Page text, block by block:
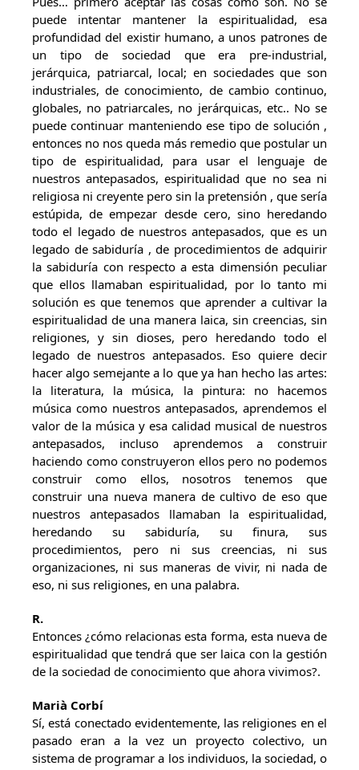
puede intentar mantener la espiritualidad, esa
profundidad del existir humano, a unos patrones de
un tipo de sociedad que era pre-industrial,
jerárquica, patriarcal, local; en sociedades que son
industriales, de conocimiento, de cambio continuo,
globales, no patriarcales, no jerárquicas, etc.. No se
puede continuar manteniendo ese tipo de solución ,
entonces no nos queda más remedio que postular un
tipo de espiritualidad, para usar el lenguaje de
nuestros antepasados, espiritualidad que no sea ni
religiosa ni creyente pero sin la pretensión , que sería
estúpida, de empezar desde cero, sino heredando
todo el legado de nuestros antepasados, que es un
legado de sabiduría , de procedimientos de adquirir
la sabiduría con respecto a esta dimensión peculiar
que ellos llamaban espiritualidad, por lo tanto mi
solución es que tenemos que aprender a cultivar la
espiritualidad de una manera laica, sin creencias, sin
religiones, y sin dioses, pero heredando todo el
legado de nuestros antepasados. Eso quiere decir
hacer algo semejante a lo que ya han hecho las artes:
la literatura, la música, la pintura: no hacemos
música como nuestros antepasados, aprendemos el
valor de la música y esa calidad musical de nuestros
antepasados, incluso aprendemos a construir
haciendo como construyeron ellos pero no podemos
construir como ellos, nosotros tenemos que
construir una nueva manera de cultivo de eso que
nuestros antepasados llamaban la espiritualidad,
heredando su sabiduría, su finura, sus
procedimientos, pero ni sus creencias, ni sus
organizaciones, ni sus maneras de vivir, ni nada de
eso, ni sus religiones, en una palabra.
R.
Entonces ¿cómo relacionas esta forma, esta nueva de
espiritualidad que tendrá que ser laica con la gestión
de la sociedad de conocimiento que ahora vivimos?.
Marià Corbí
Sí, está conectado evidentemente, las religiones en el
pasado eran a la vez un proyecto colectivo, un
sistema de programar a los individuos, la sociedad, o